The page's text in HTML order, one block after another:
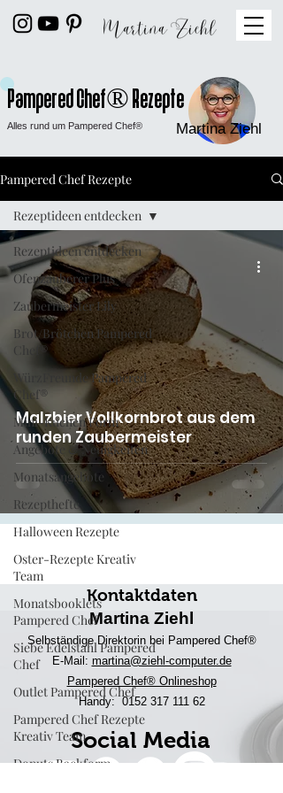
Alles rund um Pampered Chef®
Pampered Chef® Rezepte
Martina Ziehl
Pampered Chef Rezepte
Rezeptideen entdecken
Ofenzauberer Plus
Zaubermeister Lily
Brot/Brötchen Pampered
Chef®
WürzFreunde Pampered
Chef®
Mini-Kuchen Form
Angebote & Neuigkeiten
Monatsangebote
Rezepthefte
Halloween Rezepte
Oster-Rezepte Kreativ
Team
Monatsbooklets
Pampered Chef
Siebe Edelstahl Pampered
Chef
Outlet Pampered Chef
Pampered Chef Rezepte
Kreativ Team
Donuts Backform
Rezeptideen entdecken
Malzbier Vollkornbrot aus dem
runden Zaubermeister
Kontaktdaten
Martina Ziehl
Selbständige Direktorin bei Pampered Chef®
E-Mail: martina@ziehl-computer.de
Pampered Chef® Onlineshop
Handy: 0152 317 111 62
Social Media